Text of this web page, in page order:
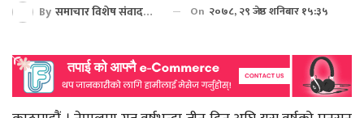
By समाचार विशेष संवाददाता On २०७८, २९ जेष्ठ शनिबार १५:३५